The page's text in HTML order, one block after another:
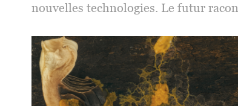
nouvelles technologies. Le futur